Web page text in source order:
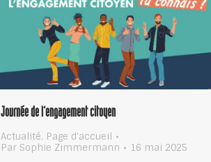
Journée de l’engagement citoyen
Actualité, Page d'accueil
Par Sophie Zimmermann 16 mai 2025